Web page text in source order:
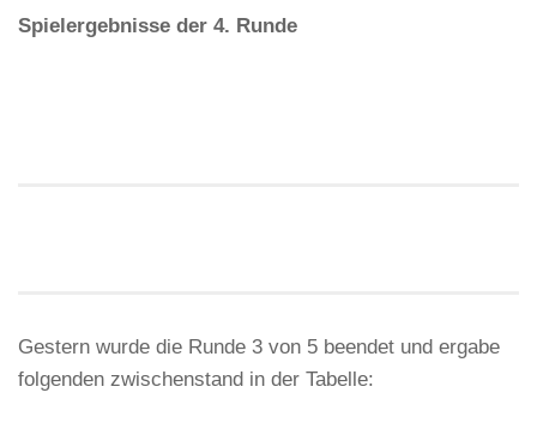
Spielergebnisse der 4. Runde
Gestern wurde die Runde 3 von 5 beendet und ergabe
folgenden zwischenstand in der Tabelle: